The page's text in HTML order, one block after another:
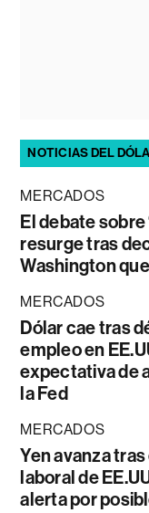
NOTICIAS DEL
MERCADOS
El debate
resurge tras
Washington
MERCADOS
Dólar cae tras
empleo en
expectativa de
la Fed
MERCADOS
Yen avanza
laboral de
alerta por